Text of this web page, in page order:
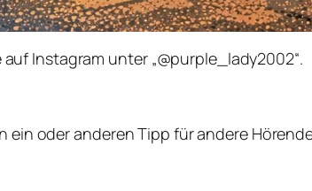
Instagram unter „@purple_lady2002“.
ein oder anderen Tipp für andere